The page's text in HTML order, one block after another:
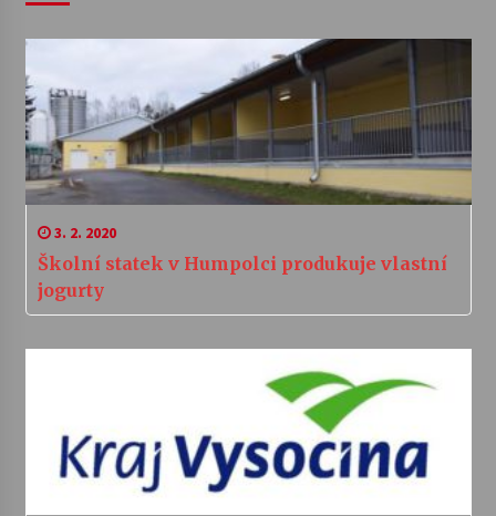
3. 2. 2020
Školní statek v Humpolci produkuje vlastní
jogurty